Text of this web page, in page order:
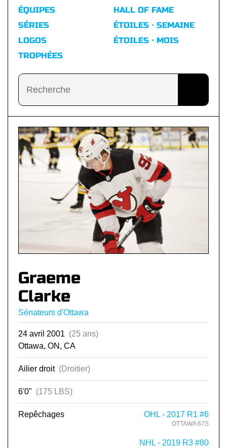
ÉQUIPES
SÉRIES
LOGOS
TROPHÉES
HALL OF FAME
ÉTOILES · SEMAINE
ÉTOILES · MOIS
Graeme
Clarke
Sénateurs d'Ottawa
24 avril 2001 (25 ans)
Ottawa, ON, CA
Ailier droit (Droitier)
6'0" (175 LBS)
Repêchages OHL - 2017 R1 #6
OTTAWA 67S
NHL - 2019 R3 #80